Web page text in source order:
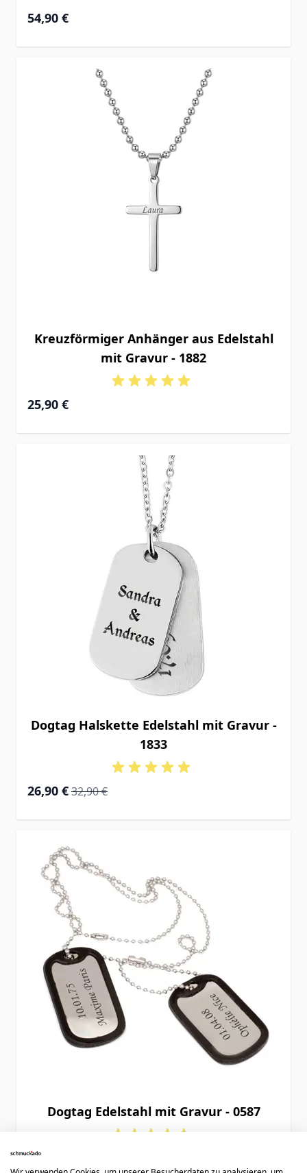
54,90 €
Kreuzförmiger Anhänger aus Edelstahl
mit Gravur - 1882
25,90 €
Dogtag Halskette Edelstahl mit Gravur -
1833
Special Price
26,90 € Regular Price
32,90 €
Dogtag Edelstahl mit Gravur - 0587
39,90 €